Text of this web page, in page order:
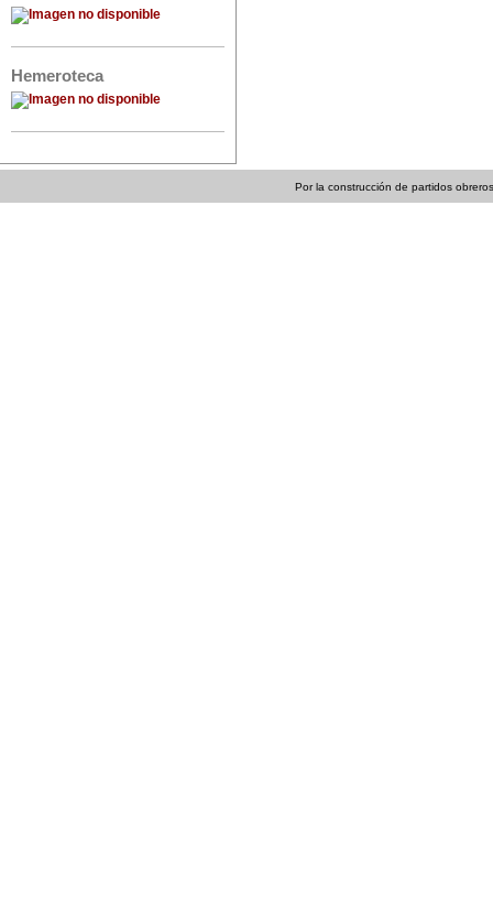
Hemeroteca
Por la construcción de partidos